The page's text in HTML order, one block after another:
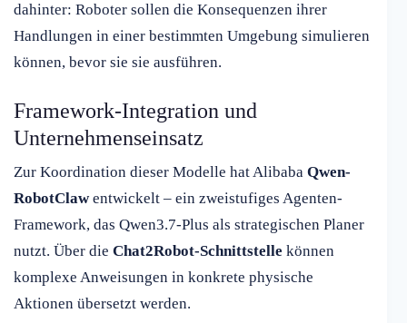
dahinter: Roboter sollen die Konsequenzen ihrer
Handlungen in einer bestimmten Umgebung simulieren
können, bevor sie sie ausführen.
Framework-Integration und
Unternehmenseinsatz
Zur Koordination dieser Modelle hat Alibaba Qwen-
RobotClawentwickelt – ein zweistufiges Agenten-
Framework, das Qwen3.7-Plus als strategischen Planer
nutzt. Über die Chat2Robot-Schnittstelle können
komplexe Anweisungen in konkrete physische
Aktionen übersetzt werden.